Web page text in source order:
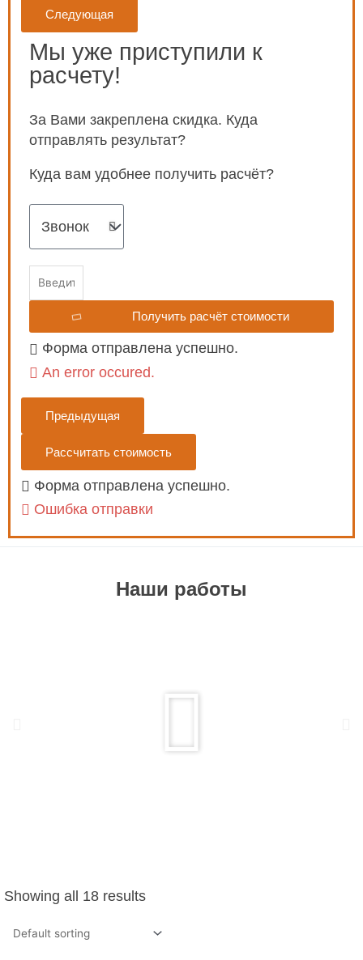
Следующая
Мы уже приступили к
расчету!
За Вами закреплена скидка. Куда
отправлять результат?
Куда вам удобнее получить расчёт?
Получить расчёт стоимости
Форма отправлена успешно.
An error occured.
Предыдущая
Рассчитать стоимость
Форма отправлена успешно.
Ошибка отправки
Наши работы
Showing all 18 results